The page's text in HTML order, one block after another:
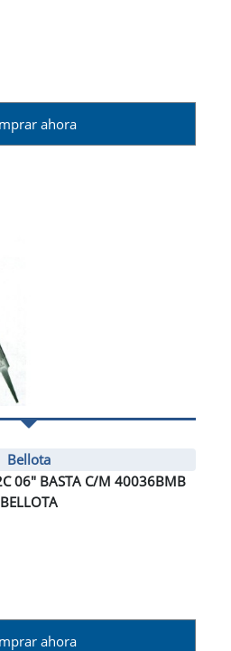
ahora
Bellota
06" BASTA C/M 40036BMB
BELLOTA
ahora